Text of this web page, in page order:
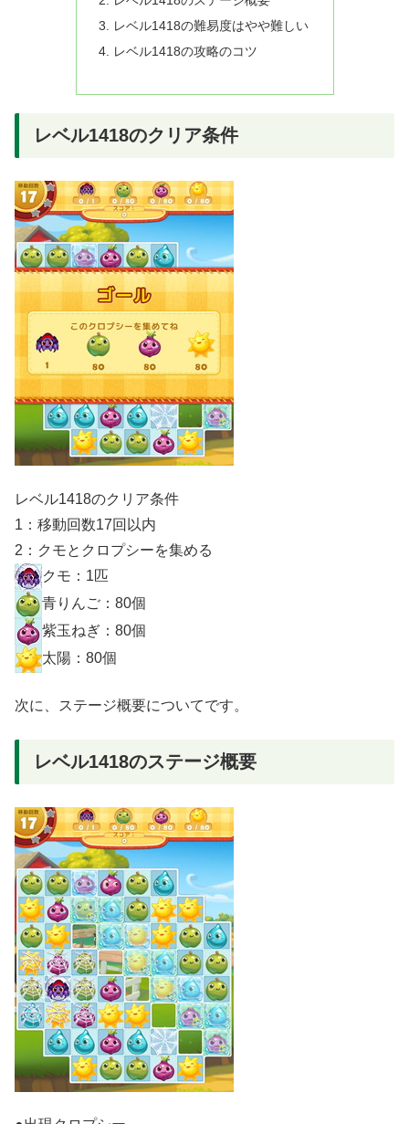
レベル1418の難易度はやや難しい
レベル1418の攻略のコツ
レベル1418のクリア条件
レベル1418のクリア条件
1：移動回数17回以内
2：クモとクロプシーを集める
クモ：1匹
青りんご：80個
紫玉ねぎ：80個
太陽：80個
次に、ステージ概要についてです。
レベル1418のステージ概要